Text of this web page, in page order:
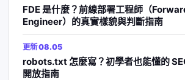
FDE 是什麼？前線部署工程師（
Engineer）的真實樣貌與判斷指南
更新 08.05
robots.txt 怎麼寫？初學者也能懂的
開放指南